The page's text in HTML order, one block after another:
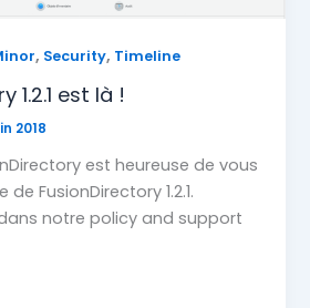
, Security, Timeline
1.2.1 est là !
2018
est heureuse de vous
FusionDirectory 1.2.1.
notre policy and support